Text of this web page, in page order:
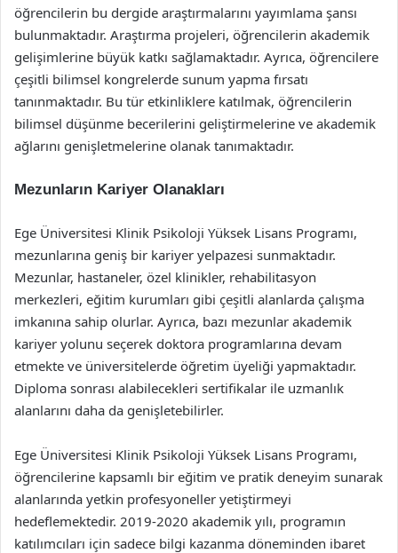
öğrencilerin bu dergide araştırmalarını yayımlama şansı
bulunmaktadır. Araştırma projeleri, öğrencilerin akademik
gelişimlerine büyük katkı sağlamaktadır. Ayrıca, öğrencilere
çeşitli bilimsel kongrelerde sunum yapma fırsatı
tanınmaktadır. Bu tür etkinliklere katılmak, öğrencilerin
bilimsel düşünme becerilerini geliştirmelerine ve akademik
ağlarını genişletmelerine olanak tanımaktadır.
Mezunların Kariyer Olanakları
Ege Üniversitesi Klinik Psikoloji Yüksek Lisans Programı,
mezunlarına geniş bir kariyer yelpazesi sunmaktadır.
Mezunlar, hastaneler, özel klinikler, rehabilitasyon
merkezleri, eğitim kurumları gibi çeşitli alanlarda çalışma
imkanına sahip olurlar. Ayrıca, bazı mezunlar akademik
kariyer yolunu seçerek doktora programlarına devam
etmekte ve üniversitelerde öğretim üyeliği yapmaktadır.
Diploma sonrası alabilecekleri sertifikalar ile uzmanlık
alanlarını daha da genişletebilirler.
Ege Üniversitesi Klinik Psikoloji Yüksek Lisans Programı,
öğrencilerine kapsamlı bir eğitim ve pratik deneyim sunarak
alanlarında yetkin profesyoneller yetiştirmeyi
hedeflemektedir. 2019-2020 akademik yılı, programın
katılımcıları için sadece bilgi kazanma döneminden ibaret